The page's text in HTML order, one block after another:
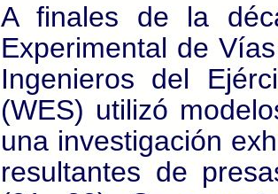
A finales de la
Experimental de
Ingenieros del
(WES) utilizó
una investigación
resultantes de